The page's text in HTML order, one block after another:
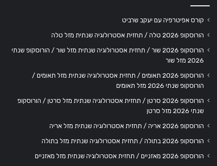
קורס אפיטרפיה עם יעקב שרביט
הורוסקופ 2026 טלה / תחזית אסטרולוגיה שנתית מזל טלה
הורוסקופ 2026 שור / תחזית אסטרולוגיה שנתית מזל שור / הורוסקופ שנתי
2026 מזל שור
הורוסקופ 2026 תאומים / תחזית אסטרולוגיה שנתית מזל תאומים /
הורוסקופ שנתי 2026 מזל תאומים
הורוסקופ 2026 סרטן / תחזית אסטרולוגיה שנתית מזל סרטן / הורוסקופ
שנתי 2026 מזל סרטן
הורוסקופ 2026 אריה / תחזית אסטרולוגיה שנתית מזל אריה
הורוסקופ 2026 בתולה / תחזית אסטרולוגיה שנתית מזל בתולה
הורוסקופ 2026 מאזניים / תחזית אסטרולוגיה שנתית מזל מאזניים